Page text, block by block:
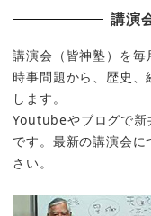
講演
講演会（皆神塾）を毎
時事問題から、歴史
します。
Youtubeやブログで新
です。最新の講演会
さい。